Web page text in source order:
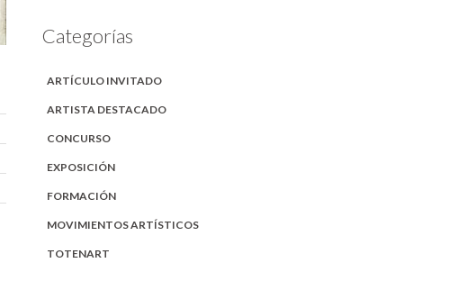
Categorías
ARTÍCULO INVITADO
ARTISTA DESTACADO
CONCURSO
EXPOSICIÓN
FORMACIÓN
MOVIMIENTOS ARTÍSTICOS
TOTENART